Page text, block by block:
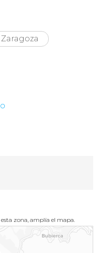
Zaragoza
zona, amplía el mapa.